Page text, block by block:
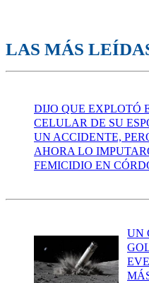
LAS MÁS
DIJO QUE EXPLOTÓ
CELULAR DE SU
UN ACCIDENTE,
AHORA LO
FEMICIDIO EN
UN